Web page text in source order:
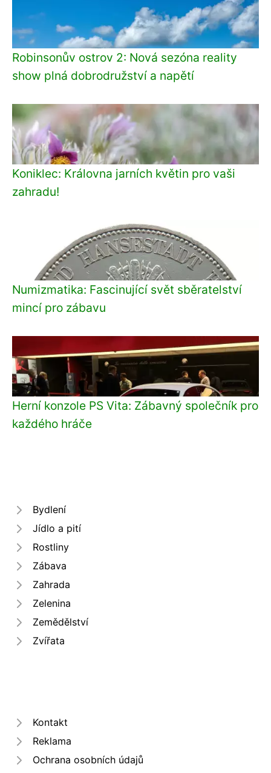
Robinsonův ostrov 2: Nová sezóna reality
show plná dobrodružství a napětí
Koniklec: Královna jarních květin pro vaši
zahradu!
Numizmatika: Fascinující svět sběratelství
mincí pro zábavu
Herní konzole PS Vita: Zábavný společník pro
každého hráče
Bydlení
Jídlo a pití
Rostliny
Zábava
Zahrada
Zelenina
Zemědělství
Zvířata
Kontakt
Reklama
Ochrana osobních údajů